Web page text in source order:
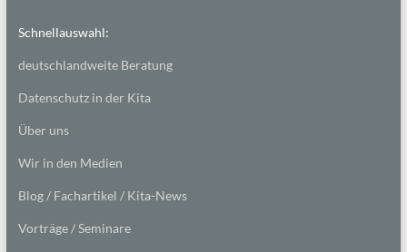
Schnellauswahl:
deutschlandweite Beratung
Datenschutz in der Kita
Über uns
Wir in den Medien
Blog / Fachartikel / Kita-News
Vorträge / Seminare